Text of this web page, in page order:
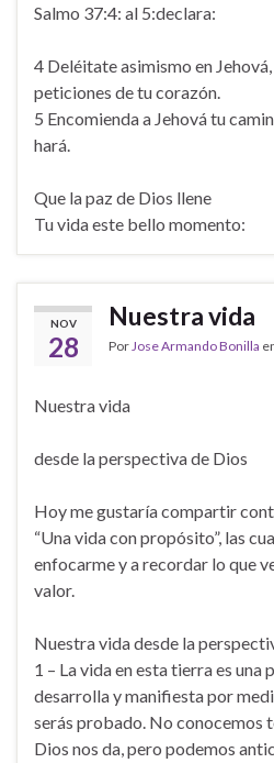
Salmo 37:4: al 5:declara:
4 Deléitate asimismo en
peticiones de tu corazón.
5 Encomienda a Jehová tu
hará.
Que la paz de Dios llene
Tu vida este bello momento:
NOV
28
Nuestra vida
Por Jose Armando Bonilla
Nuestra vida
desde la perspectiva de Dios
Hoy me gustaría compartir
“Una vida con propósito”, las
enfocarme y a recordar lo que
valor.
Nuestra vida desde la
1 – La vida en esta tierra es una
desarrolla y manifiesta por
serás probado. No conocemos
Dios nos da, pero podemos